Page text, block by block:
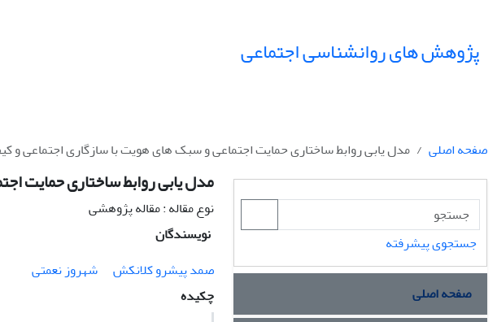
پژوهش های روانشناسی اجتماعی
صفحه اصلی مدل یابی روابط ساختاری حمایت اجتماعی و سبک های هویت با سازگاری اجتماعی و
مدل یابی روابط ساختاری حمایت
نوع مقاله : مقاله پژوهشی
نویسندگان
صمد پیشرو کلانکش
شهروز نعمتی
چکیده
جستجوی پیشرفته
صفحه اصلی